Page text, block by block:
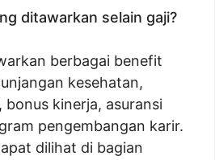
ditawarkan selain gaji?
berbagai benefit
kesehatan,
kinerja, asuransi
pengembangan karir.
dilihat di bagian